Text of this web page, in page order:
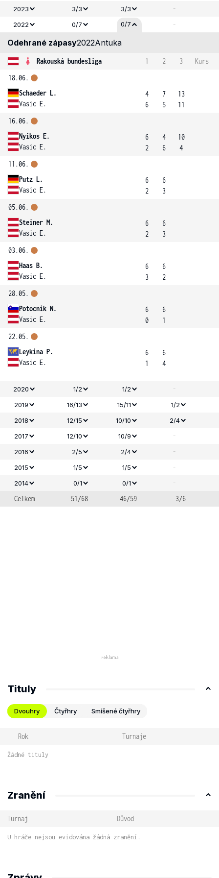
2023 3/3 3/3 -
2022 0/7 0/7 -
Odehrané zápasy2022Antuka
Rakouská bundesliga 1 2 3
Kurs
18.06.
Schaeder L.
Vasic E.
4
6
7
5
13
11
16.06.
Nyikos E.
Vasic E.
6
2
4
6
10
4
11.06.
Putz L.
Vasic E.
6
2
6
3
05.06.
Steiner M.
Vasic E.
6
2
6
3
03.06.
Haas B.
Vasic E.
6
3
6
2
28.05.
Potocnik N.
Vasic E.
6
0
6
1
22.05.
Leykina P.
Vasic E.
6
1
6
4
2020 1/2 1/2 -
2019 16/13 15/11
1/2
2018
12/15 10/10
2/4
2017
12/10 10/9 -
2016 2/5 2/4 -
2015 1/5 1/5 -
2014 0/1 0/1
-
Celkem
51/68 46/59 3/6
Tituly
Dvouhry Čtyřhry Smíšené čtyřhry
Rok Turnaje
Žádné tituly
Zranění
Turnaj Důvod
U hráče nejsou evidována žádná zranění.